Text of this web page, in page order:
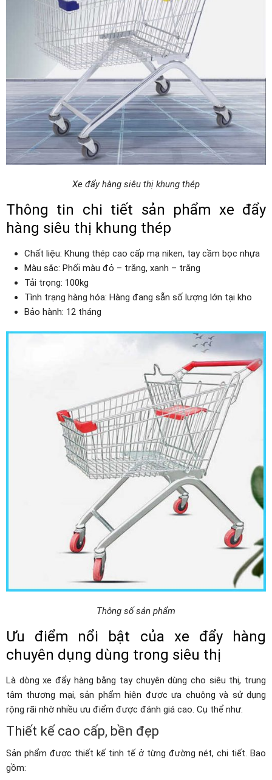
Xe đẩy hàng siêu thị khung thép
Thông tin chi tiết sản phẩm xe đẩy
hàng siêu thị khung thép
Chất liệu: Khung thép cao cấp mạ niken, tay cầm bọc nhựa
Màu sắc: Phối màu đỏ – trắng, xanh – trắng
Tải trọng: 100kg
Tình trạng hàng hóa: Hàng đang sẵn số lượng lớn tại kho
Bảo hành: 12 tháng
Thông số sản phẩm
Ưu điểm nổi bật của xe đẩy hàng
chuyên dụng dùng trong siêu thị
Là dòng xe đẩy hàng bằng tay chuyên dùng cho siêu thị, trung
tâm thương mại, sản phẩm hiện được ưa chuộng và sử dụng
rộng rãi nhờ nhiều ưu điểm được đánh giá cao. Cụ thể như:
Thiết kế cao cấp, bền đẹp
Sản phẩm được thiết kế tinh tế ở từng đường nét, chi tiết. Bao
gồm: